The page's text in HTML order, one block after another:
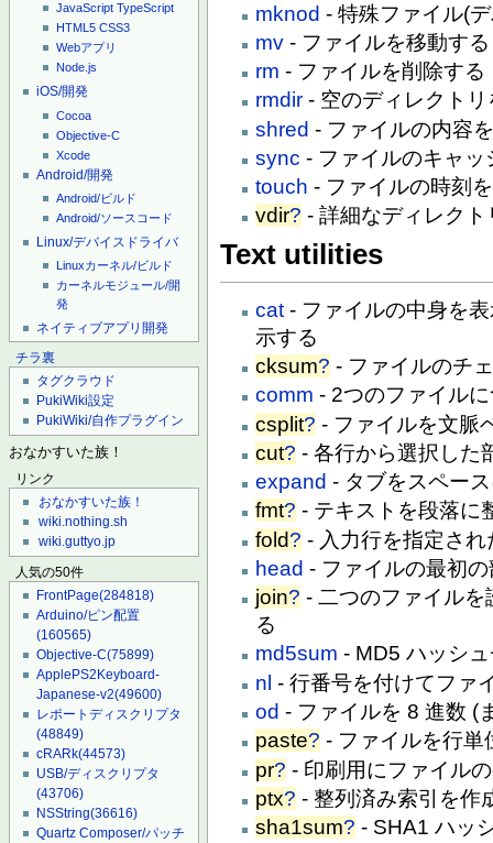
JavaScript TypeScript
HTML5 CSS3
Webアプリ
Node.js
iOS/開発
Cocoa
Objective-C
Xcode
Android/開発
Android/ビルド
Android/ソースコード
Linux/デバイスドライバ
Linuxカーネル/ビルド
カーネルモジュール/開
発
ネイティブアプリ開発
チラ裏
タグクラウド
PukiWiki設定
PukiWiki/自作プラグイン
おなかすいた族！
リンク
おなかすいた族！
wiki.nothing.sh
wiki.guttyo.jp
人気の50件
FrontPage(284818)
Arduino/ピン配置
(160565)
Objective-C(75899)
ApplePS2Keyboard-
Japanese-v2(49600)
レポートディスクリプタ
(48849)
cRARk(44573)
USB/ディスクリプタ
(43706)
NSString(36616)
Quartz Composer/パッチ
mknod - 特殊ファイル(
mv - ファイルを移動する
rm - ファイルを削除する
rmdir - 空のディレクト
shred - ファイルの内容
sync - ファイルのキャ
touch - ファイルの時刻
vdir? - 詳細なディレク
Text utilities
cat - ファイルの中身を
示する
cksum? - ファイルのチ
comm - 2つのファイル
csplit? - ファイルを文脈
cut? - 各行から選択した
expand - タブをスペー
fmt? - テキストを段落に
fold? - 入力行を指定さ
head - ファイルの最初
join? - 二つのファイル
る
md5sum - MD5 ハッシ
nl - 行番号を付けてファ
od - ファイルを 8 進数 (
paste? - ファイルを行単
pr? - 印刷用にファイル
ptx? - 整列済み索引を作
sha1sum? - SHA1 ハッ